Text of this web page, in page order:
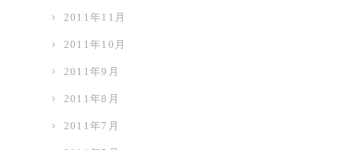
2011年11月
2011年10月
2011年9月
2011年8月
2011年7月